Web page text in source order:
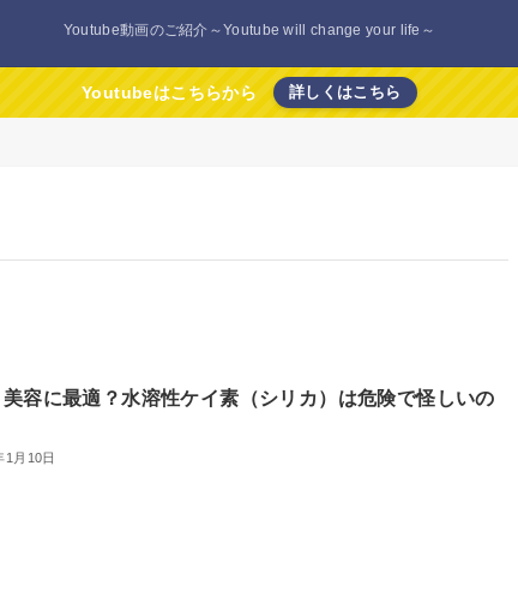
Youtube動画のご紹介～Youtube will change your life～
Youtubeはこちらから 詳しくはこちら
容に最適？水溶性ケイ素（シリカ）は危険で怪しいの
1月10日